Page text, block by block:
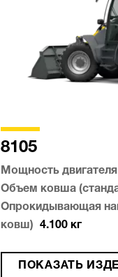
8105
Мощность двигателя
Объем ковша
Опрокидывающая
ковш)
4.100 кг
ПОКАЗАТЬ